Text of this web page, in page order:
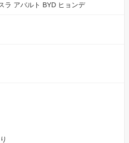
ラ アバルト BYD ヒョンデ